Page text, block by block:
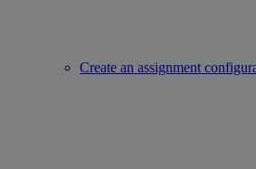
Create an assignment